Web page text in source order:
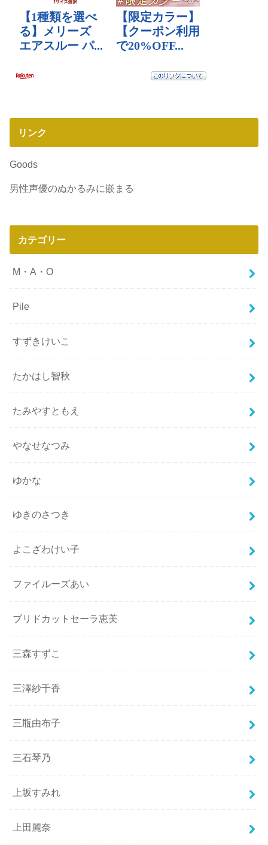
リンク
Goods
男性声優のぬかるみに嵌まる
カテゴリー
M・A・O
Pile
すずきけいこ
たかはし智秋
たみやすともえ
やなせなつみ
ゆかな
ゆきのさつき
よこざわけい子
ファイルーズあい
ブリドカットセーラ恵美
三森すずこ
三澤紗千香
三瓶由布子
三石琴乃
上坂すみれ
上田麗奈